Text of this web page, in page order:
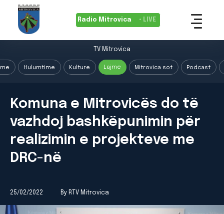
Radio Mitrovica • LIVE
TV Mitrovica
Hulumtime Kulture Lajme Mitrovica sot Podcast
Komuna e Mitrovicës do të
vazhdoj bashkëpunimin për
realizimin e projekteve me
DRC-në
25/02/2022 By RTV Mitrovica